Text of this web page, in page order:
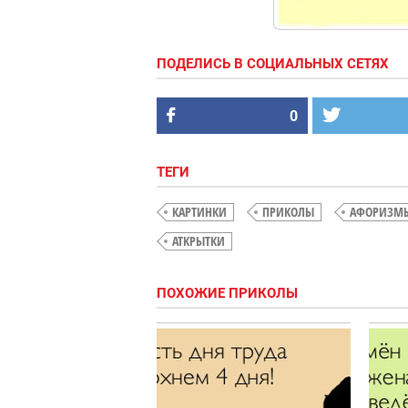
ПОДЕЛИСЬ В СОЦИАЛЬНЫХ СЕТЯХ
0
ТЕГИ
КАРТИНКИ ПРИКОЛЫ
АТКРЫТКИ
ПОХОЖИЕ ПРИКОЛЫ